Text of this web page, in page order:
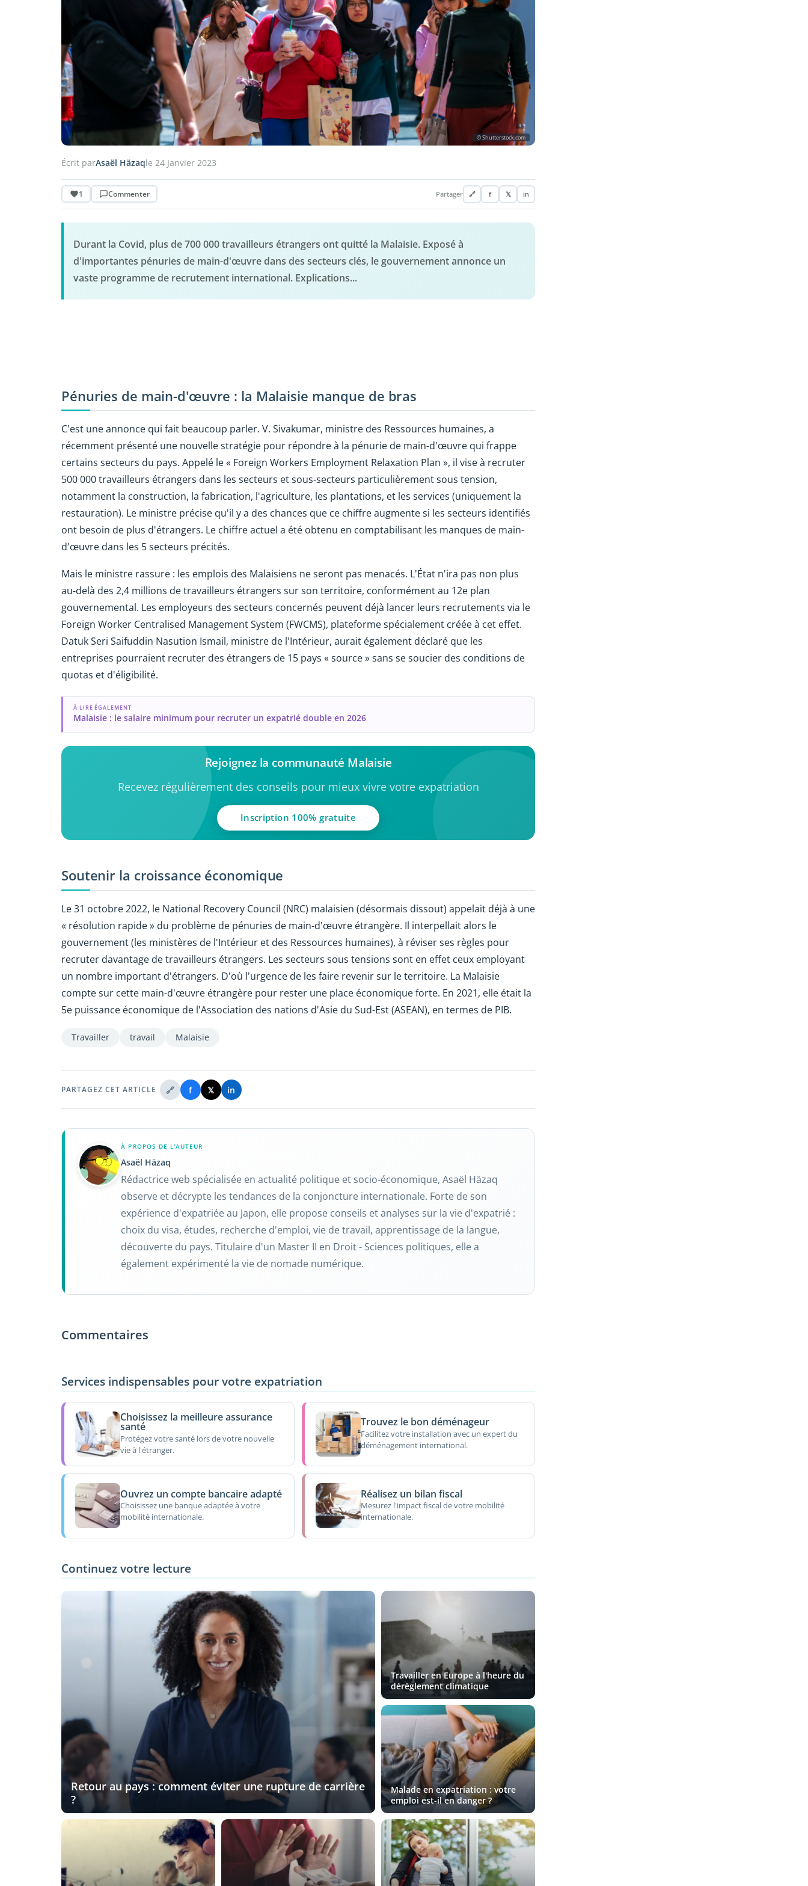
© Shutterstock.com
Écrit parAsaël Häzaqle 24 Janvier 2023
1 Commenter Partager 🔗 f 𝕏 in
Durant la Covid, plus de 700 000 travailleurs étrangers ont quitté la Malaisie. Exposé à
d'importantes pénuries de main-d'œuvre dans des secteurs clés, le gouvernement annonce un
vaste programme de recrutement international. Explications...
Pénuries de main-d'œuvre : la Malaisie manque de bras
C'est une annonce qui fait beaucoup parler. V. Sivakumar, ministre des Ressources humaines, a
récemment présenté une nouvelle stratégie pour répondre à la pénurie de main-d'œuvre qui frappe
certains secteurs du pays. Appelé le « Foreign Workers Employment Relaxation Plan », il vise à recruter
500 000 travailleurs étrangers dans les secteurs et sous-secteurs particulièrement sous tension,
notamment la construction, la fabrication, l'agriculture, les plantations, et les services (uniquement la
restauration). Le ministre précise qu'il y a des chances que ce chiffre augmente si les secteurs identifiés
ont besoin de plus d'étrangers. Le chiffre actuel a été obtenu en comptabilisant les manques de main-
d'œuvre dans les 5 secteurs précités.
Mais le ministre rassure : les emplois des Malaisiens ne seront pas menacés. L'État n'ira pas non plus
au-delà des 2,4 millions de travailleurs étrangers sur son territoire, conformément au 12e plan
gouvernemental. Les employeurs des secteurs concernés peuvent déjà lancer leurs recrutements via le
Foreign Worker Centralised Management System (FWCMS), plateforme spécialement créée à cet effet.
Datuk Seri Saifuddin Nasution Ismail, ministre de l'Intérieur, aurait également déclaré que les
entreprises pourraient recruter des étrangers de 15 pays « source » sans se soucier des conditions de
quotas et d'éligibilité.
À LIRE ÉGALEMENT
Malaisie : le salaire minimum pour recruter un expatrié double en 2026
Rejoignez la communauté Malaisie
Recevez régulièrement des conseils pour mieux vivre votre expatriation
Inscription 100% gratuite
Soutenir la croissance économique
Le 31 octobre 2022, le National Recovery Council (NRC) malaisien (désormais dissout) appelait déjà à une
« résolution rapide » du problème de pénuries de main-d'œuvre étrangère. Il interpellait alors le
gouvernement (les ministères de l'Intérieur et des Ressources humaines), à réviser ses règles pour
recruter davantage de travailleurs étrangers. Les secteurs sous tensions sont en effet ceux employant
un nombre important d'étrangers. D'où l'urgence de les faire revenir sur le territoire. La Malaisie
compte sur cette main-d'œuvre étrangère pour rester une place économique forte. En 2021, elle était la
5e puissance économique de l'Association des nations d'Asie du Sud-Est (ASEAN), en termes de PIB.
Travailler travail Malaisie
PARTAGEZ CET ARTICLE 🔗 f 𝕏 in
À PROPOS DE L'AUTEUR
Asaël Häzaq
Rédactrice web spécialisée en actualité politique et socio-économique, Asaël Häzaq
observe et décrypte les tendances de la conjoncture internationale. Forte de son
expérience d'expatriée au Japon, elle propose conseils et analyses sur la vie d'expatrié :
choix du visa, études, recherche d'emploi, vie de travail, apprentissage de la langue,
découverte du pays. Titulaire d'un Master II en Droit - Sciences politiques, elle a
également expérimenté la vie de nomade numérique.
Commentaires
Services indispensables pour votre expatriation
Choisissez la meilleure assurance
santé
Protégez votre santé lors de votre nouvelle
vie à l'étranger.
Trouvez le bon déménageur
Facilitez votre installation avec un expert du
déménagement international.
Ouvrez un compte bancaire adapté
Choisissez une banque adaptée à votre
mobilité internationale.
Réalisez un bilan fiscal
Mesurez l'impact fiscal de votre mobilité
internationale.
Continuez votre lecture
Retour au pays : comment éviter une rupture de carrière
?
Travailler en Europe à l'heure du
dérèglement climatique
Malade en expatriation : votre
emploi est-il en danger ?